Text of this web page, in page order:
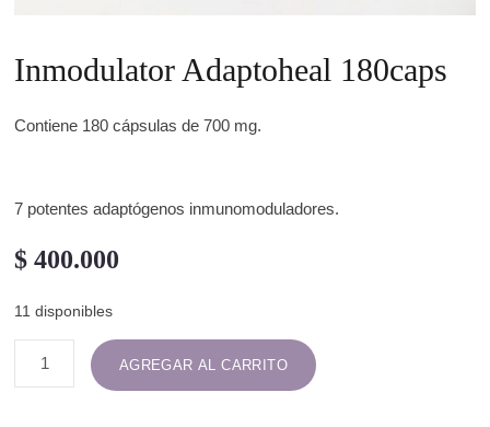
Inmodulator Adaptoheal 180caps
Contiene 180 cápsulas de 700 mg.
7 potentes adaptógenos inmunomoduladores.
$ 400.000
11 disponibles
AGREGAR AL CARRITO